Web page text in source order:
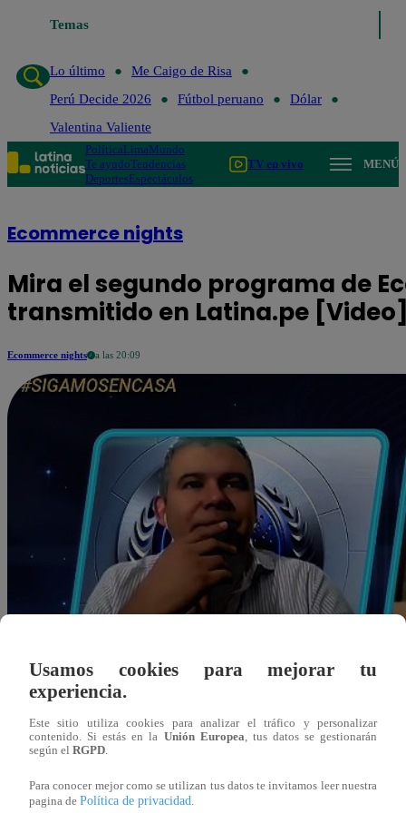
Temas
Lo último
Lo último
Me Caigo de Risa
Perú Decide 2026
Fútbol peruano
Dólar
Valentina Valiente
PolíticaLimaMundo
Te ayudoTendencias
DeportesEspectáculos
TV en vivo MENÚ
Ecommerce nights
Mira el segundo programa de
transmitido en Latina.pe
Ecommerce nights a las 20:09
Redacción Latina
Usamos cookies para mejorar tu
experiencia.
Este sitio utiliza cookies para analizar el tráfico y personalizar
contenido. Si estás en la Unión Europea, tus datos se gestionarán
según el RGPD.
Para conocer mejor como se utilizan tus datos te invitamos leer nuestra
pagina de Política de privacidad.